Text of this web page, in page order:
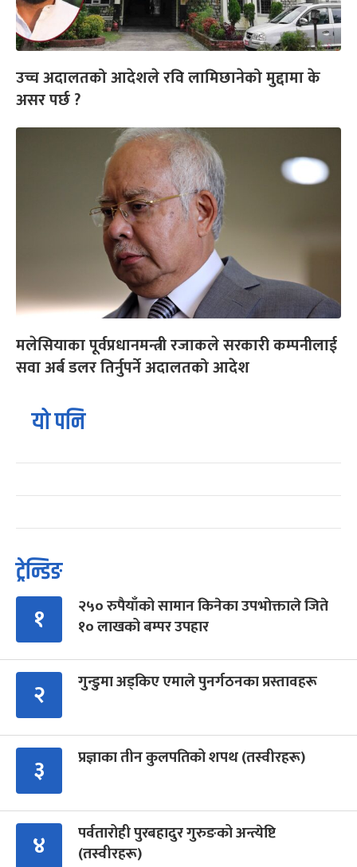
उच्च अदालतको आदेशले रवि लामिछानेको मुद्दामा के
असर पर्छ ?
मलेसियाका पूर्वप्रधानमन्त्री रजाकले सरकारी कम्पनीलाई
सवा अर्ब डलर तिर्नुपर्ने अदालतको आदेश
यो पनि
ट्रेन्डिङ
१
२५० रुपैयाँको सामान किनेका उपभोक्ताले जिते
१० लाखको बम्पर उपहार
२ गुन्डुमा अड्किए एमाले पुनर्गठनका प्रस्तावहरू
३ प्रज्ञाका तीन कुलपतिको शपथ (तस्वीरहरू)
४
पर्वतारोही पुरबहादुर गुरुङको अन्त्येष्टि
(तस्वीरहरू)